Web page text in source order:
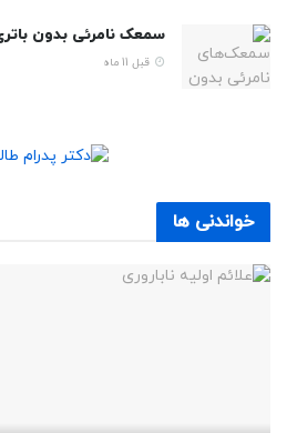
سمعک‌ نامرئی بدون
قبل 11 ماه
خواندنی ها